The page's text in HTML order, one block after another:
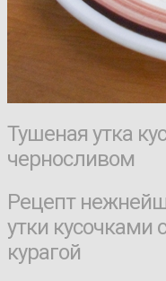
Тушеная утка
черносливом
Рецепт
утки кусочками
курагой